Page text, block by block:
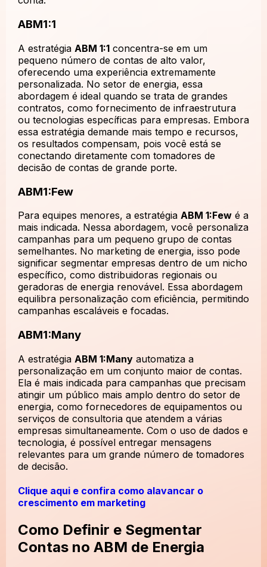
ABM1:1
A estratégia ABM 1:1 concentra-se em um
pequeno número de contas de alto valor,
oferecendo uma experiência extremamente
personalizada. No setor de energia, essa
abordagem é ideal quando se trata de grandes
contratos, como fornecimento de infraestrutura
ou tecnologias específicas para empresas. Embora
essa estratégia demande mais tempo e recursos,
os resultados compensam, pois você está se
conectando diretamente com tomadores de
decisão de contas de grande porte.
ABM1:Few
Para equipes menores, a estratégia ABM 1:Few é a
mais indicada. Nessa abordagem, você personaliza
campanhas para um pequeno grupo de contas
semelhantes. No marketing de energia, isso pode
significar segmentar empresas dentro de um nicho
específico, como distribuidoras regionais ou
geradoras de energia renovável. Essa abordagem
equilibra personalização com eficiência, permitindo
campanhas escaláveis e focadas.
ABM1:Many
A estratégia ABM 1:Many automatiza a
personalização em um conjunto maior de contas.
Ela é mais indicada para campanhas que precisam
atingir um público mais amplo dentro do setor de
energia, como fornecedores de equipamentos ou
serviços de consultoria que atendem a várias
empresas simultaneamente. Com o uso de dados e
tecnologia, é possível entregar mensagens
relevantes para um grande número de tomadores
de decisão.
Clique aqui e confira como alavancar o
crescimento em marketing
Como Definir e Segmentar
Contas no ABM de Energia